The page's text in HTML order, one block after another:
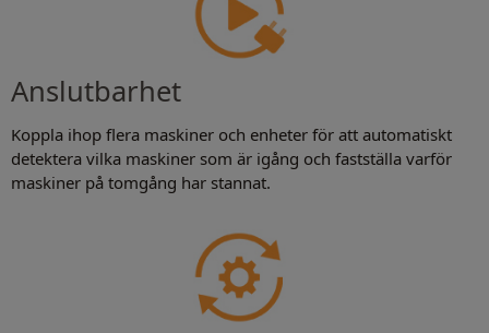
Anslutbarhet
Koppla ihop flera maskiner och enheter för att automatiskt
detektera vilka maskiner som är igång och fastställa varför
maskiner på tomgång har stannat.